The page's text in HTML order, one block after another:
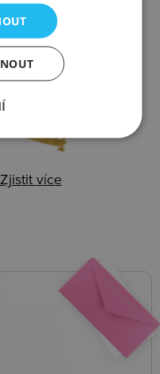
Balení
Zjistit více